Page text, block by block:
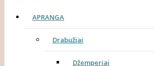
APRANGA
Drabužiai
Džemperiai